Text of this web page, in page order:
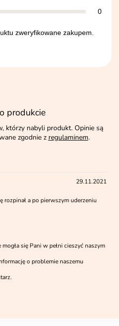
0
zweryfikowane zakupem.
produkcie
którzy nabyli produkt. Opinie są
zgodnie z regulaminem.
29.11.2021
rozpinał a po pierwszym uderzeniu
się Pani w pełni cieszyć naszym
o problemie naszemu